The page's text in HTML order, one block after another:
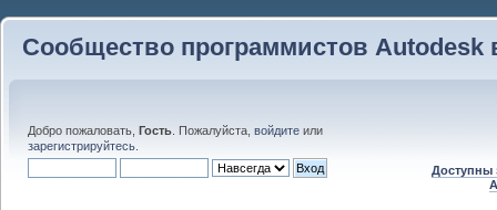
Сообщество программистов Autodesk
Добро пожаловать, Гость . Пожалуйста, войдите или
зарегистрируйтесь
Доступны